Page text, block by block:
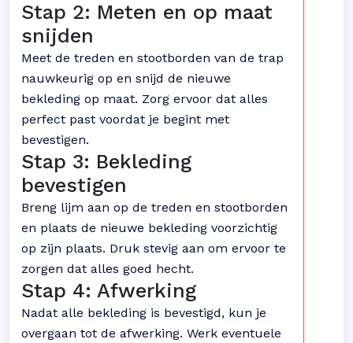
Stap 2: Meten en op maat
snijden
Meet de treden en stootborden van de trap
nauwkeurig op en snijd de nieuwe
bekleding op maat. Zorg ervoor dat alles
perfect past voordat je begint met
bevestigen.
Stap 3: Bekleding
bevestigen
Breng lijm aan op de treden en stootborden
en plaats de nieuwe bekleding voorzichtig
op zijn plaats. Druk stevig aan om ervoor te
zorgen dat alles goed hecht.
Stap 4: Afwerking
Nadat alle bekleding is bevestigd, kun je
overgaan tot de afwerking. Werk eventuele